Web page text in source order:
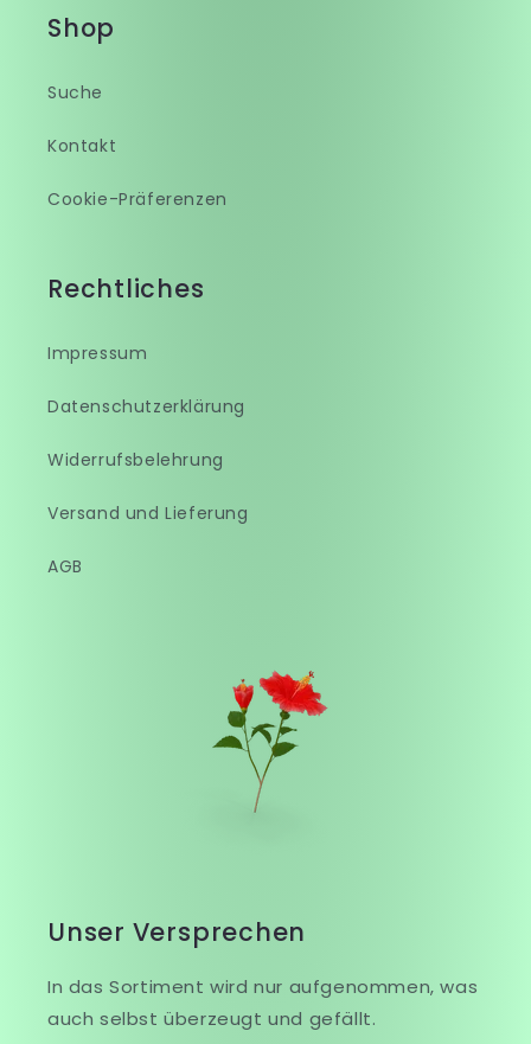
Shop
Suche
Kontakt
Cookie-Präferenzen
Rechtliches
Impressum
Datenschutzerklärung
Widerrufsbelehrung
Versand und Lieferung
AGB
Unser Versprechen
In das Sortiment wird nur aufgenommen, was
auch selbst überzeugt und gefällt.